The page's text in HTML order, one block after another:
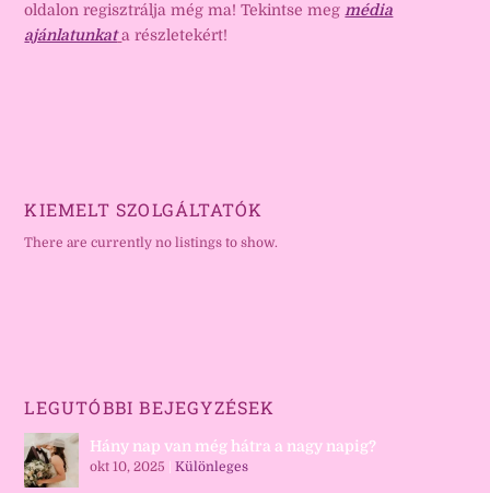
oldalon regisztrálja még ma! Tekintse megmédia
ajánlatunkat a részletekért!
KIEMELT SZOLGÁLTATÓK
There are currently no listings to show.
LEGUTÓBBI BEJEGYZÉSEK
Hány nap van még hátra a nagy napig?
okt 10, 2025 |Különleges